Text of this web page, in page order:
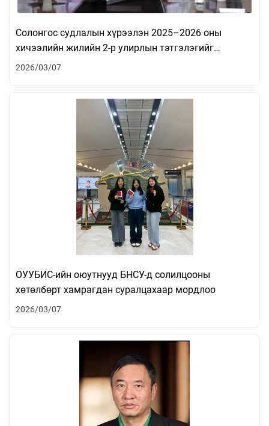
Солонгос судлалын хүрээлэн 2025–2026 оны
хичээлийн жилийн 2-р улирлын тэтгэлэгийг
магистрын оюутнуудад гардууллаа
2026/03/07
ОУУБИС-ийн оюутнууд БНСУ-д солилцооны
хөтөлбөрт хамрагдан суралцахаар мордлоо
2026/03/07